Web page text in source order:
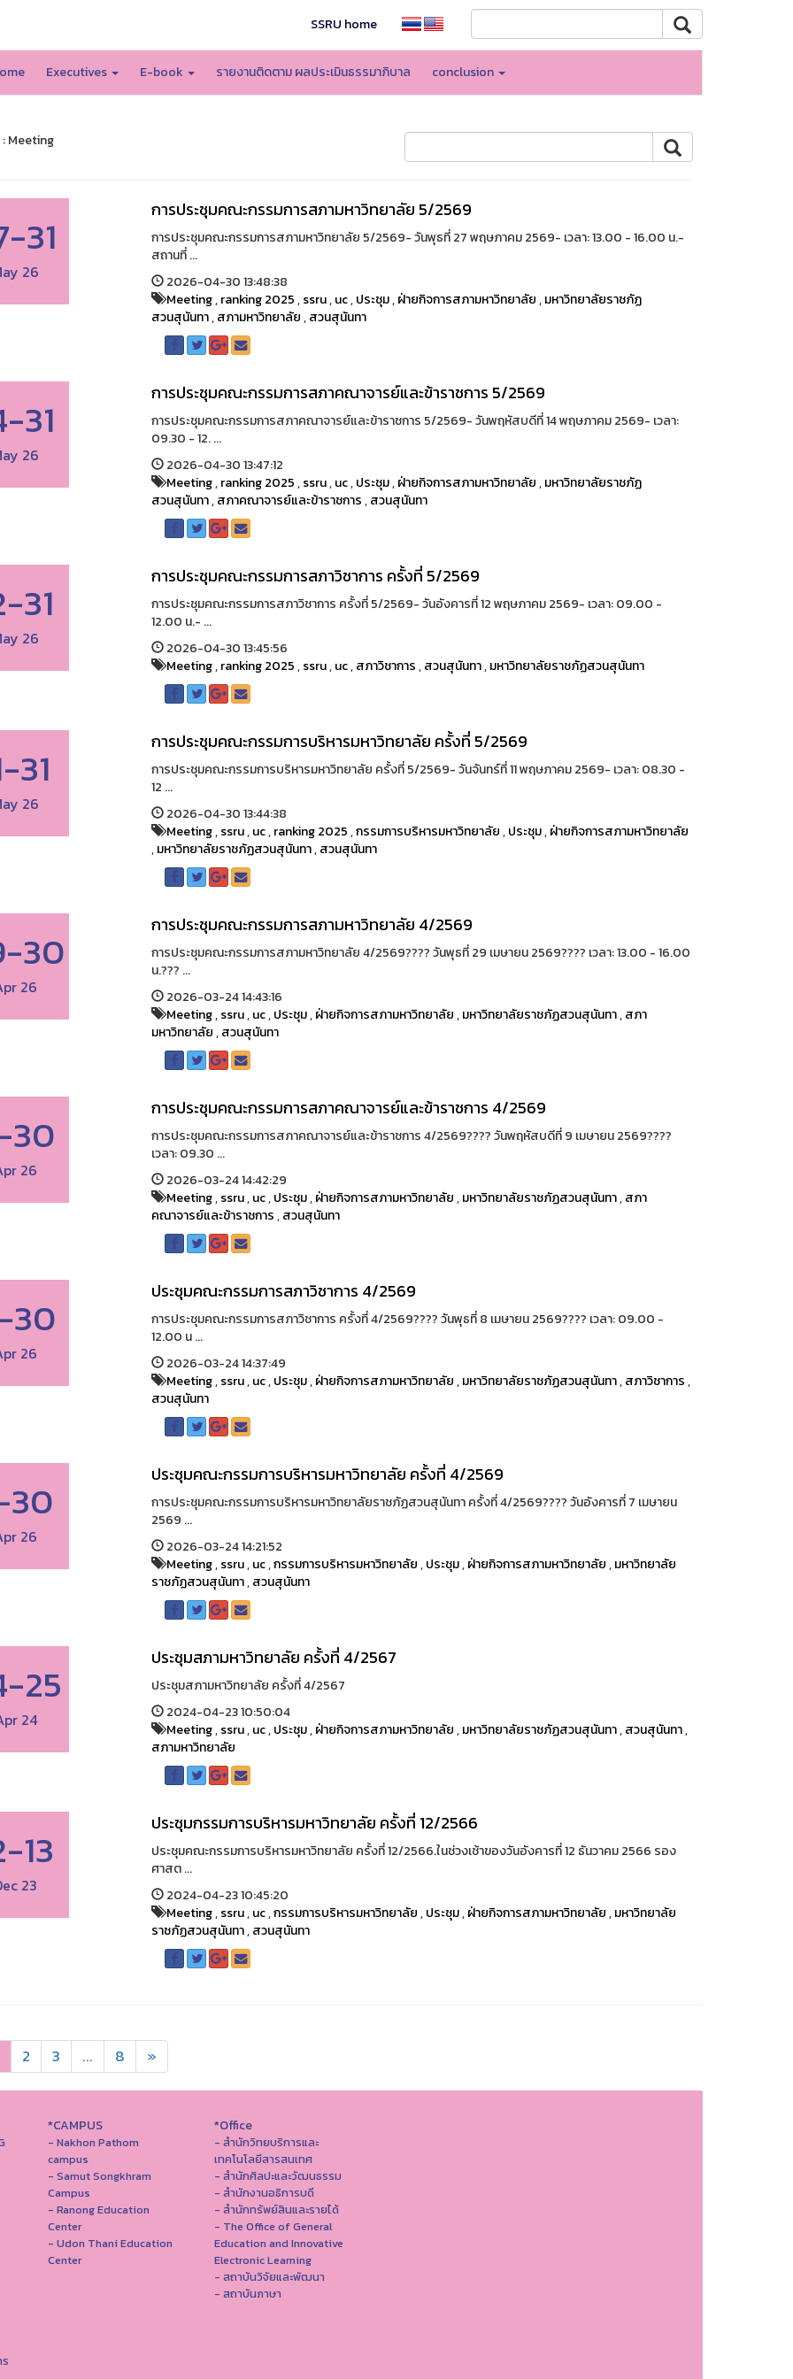
SSRU home
Executives E-book รายงานติดตาม ผลประเมินธรรมาภิบาล conclusion
Meeting
31
26
การประชุมคณะกรรมการสภามหาวิทยาลัย 5/2569
การประชุมคณะกรรมการสภามหาวิทยาลัย 5/2569- วันพุธที่ 27 พฤษภาคม 2569- เวลา: 13.00 - 16.00 น.-
สถานที่ ...
2026-04-30 13:48:38
Meeting,ranking 2025,ssru,uc,ประชุม,ฝ่ายกิจการสภามหาวิทยาลัย,มหาวิทยาลัยราชภัฏ
สวนสุนันทา,สภามหาวิทยาลัย,สวนสุนันทา
31
26
การประชุมคณะกรรมการสภาคณาจารย์และข้าราชการ 5/2569
การประชุมคณะกรรมการสภาคณาจารย์และข้าราชการ 5/2569- วันพฤหัสบดีที่ 14 พฤษภาคม 2569- เวลา:
09.30 - 12. ...
2026-04-30 13:47:12
Meeting,ranking 2025,ssru,uc,ประชุม,ฝ่ายกิจการสภามหาวิทยาลัย,มหาวิทยาลัยราชภัฏ
สวนสุนันทา,สภาคณาจารย์และข้าราชการ,สวนสุนันทา
31
26
การประชุมคณะกรรมการสภาวิชาการ ครั้งที่ 5/2569
การประชุมคณะกรรมการสภาวิชาการ ครั้งที่ 5/2569- วันอังคารที่ 12 พฤษภาคม 2569- เวลา: 09.00 -
12.00 น.- ...
2026-04-30 13:45:56
Meeting,ranking 2025,ssru,uc,สภาวิชาการ,สวนสุนันทา,มหาวิทยาลัยราชภัฏสวนสุนันทา
31
26
การประชุมคณะกรรมการบริหารมหาวิทยาลัย ครั้งที่ 5/2569
การประชุมคณะกรรมการบริหารมหาวิทยาลัย ครั้งที่ 5/2569- วันจันทร์ที่ 11 พฤษภาคม 2569- เวลา: 08.30 -
12 ...
2026-04-30 13:44:38
Meeting,ssru,uc,ranking 2025,กรรมการบริหารมหาวิทยาลัย,ประชุม,ฝ่ายกิจการสภามหาวิทยาลัย
,มหาวิทยาลัยราชภัฏสวนสุนันทา,สวนสุนันทา
30
26
การประชุมคณะกรรมการสภามหาวิทยาลัย 4/2569
การประชุมคณะกรรมการสภามหาวิทยาลัย 4/2569????️ วันพุธที่ 29 เมษายน 2569???? เวลา: 13.00 - 16.00
น.??? ...
2026-03-24 14:43:16
Meeting,ssru,uc,ประชุม,ฝ่ายกิจการสภามหาวิทยาลัย,มหาวิทยาลัยราชภัฏสวนสุนันทา,สภา
มหาวิทยาลัย,สวนสุนันทา
30
26
การประชุมคณะกรรมการสภาคณาจารย์และข้าราชการ 4/2569
การประชุมคณะกรรมการสภาคณาจารย์และข้าราชการ 4/2569????️ วันพฤหัสบดีที่ 9 เมษายน 2569????
เวลา: 09.30 ...
2026-03-24 14:42:29
Meeting,ssru,uc,ประชุม,ฝ่ายกิจการสภามหาวิทยาลัย,มหาวิทยาลัยราชภัฏสวนสุนันทา,สภา
คณาจารย์และข้าราชการ,สวนสุนันทา
30
26
ประชุมคณะกรรมการสภาวิชาการ 4/2569
การประชุมคณะกรรมการสภาวิชาการ ครั้งที่ 4/2569????️ วันพุธที่ 8 เมษายน 2569???? เวลา: 09.00 -
12.00 น ...
2026-03-24 14:37:49
Meeting,ssru,uc,ประชุม,ฝ่ายกิจการสภามหาวิทยาลัย,มหาวิทยาลัยราชภัฏสวนสุนันทา,สภาวิชาการ,
สวนสุนันทา
30
26
ประชุมคณะกรรมการบริหารมหาวิทยาลัย ครั้งที่ 4/2569
การประชุมคณะกรรมการบริหารมหาวิทยาลัยราชภัฏสวนสุนันทา ครั้งที่ 4/2569????️ วันอังคารที่ 7 เมษายน
2569 ...
2026-03-24 14:21:52
Meeting,ssru,uc,กรรมการบริหารมหาวิทยาลัย,ประชุม,ฝ่ายกิจการสภามหาวิทยาลัย,มหาวิทยาลัย
ราชภัฏสวนสุนันทา,สวนสุนันทา
25
24
ประชุมสภามหาวิทยาลัย ครั้งที่ 4/2567
ประชุมสภามหาวิทยาลัย ครั้งที่ 4/2567
2024-04-23 10:50:04
Meeting,ssru,uc,ประชุม,ฝ่ายกิจการสภามหาวิทยาลัย,มหาวิทยาลัยราชภัฏสวนสุนันทา,สวนสุนันทา,
สภามหาวิทยาลัย
13
23
ประชุมกรรมการบริหารมหาวิทยาลัย ครั้งที่ 12/2566
ประชุมคณะกรรมการบริหารมหาวิทยาลัย ครั้งที่ 12/2566.ในช่วงเช้าของวันอังคารที่ 12 ธันวาคม 2566 รอง
ศาสต ...
2024-04-23 10:45:20
Meeting,ssru,uc,กรรมการบริหารมหาวิทยาลัย,ประชุม,ฝ่ายกิจการสภามหาวิทยาลัย,มหาวิทยาลัย
ราชภัฏสวนสุนันทา,สวนสุนันทา
2 3 ... 8 »
*CAMPUS
- Nakhon Pathom
campus
- Samut Songkhram
Campus
- Ranong Education
Center
- Udon Thani Education
Center
*Office
- สำนักวิทยบริการและ
เทคโนโลยีสารสนเทศ
- สํานักศิลปะและวัฒนธรรม
- สำนักงานอธิการบดี
- สำนักทรัพย์สินและรายได้
- The Office of General
Education and Innovative
Electronic Learning
- สถาบันวิจัยและพัฒนา
- สถาบันภาษา